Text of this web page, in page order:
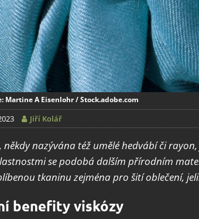
Martine A Eisenlohr / Stock.adobe.com
Jiří Kolář
někdy nazývána též uměléhedvábí či
se podobádalším přírodním
tkaninu zejména pro šití oblečení,
benefity viskózy